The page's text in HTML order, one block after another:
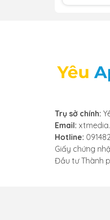
hiệu rõ
- Siri
phản hồi
Nếu bạn
uy tín để
Trụ sở chính:
Email:
Hotline:
Giấy chứng
Đầu tư Thành